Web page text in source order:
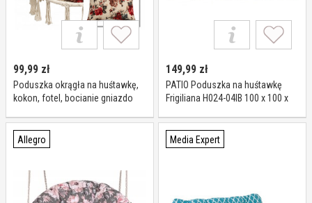
99,99 zł
Poduszka okrągła na huśtawkę,
kokon, fotel, bocianie gniazdo
149,99 zł
PATIO Poduszka na huśtawkę
Frigiliana H024-04IB 100 x 100 x
Allegro Media Expert